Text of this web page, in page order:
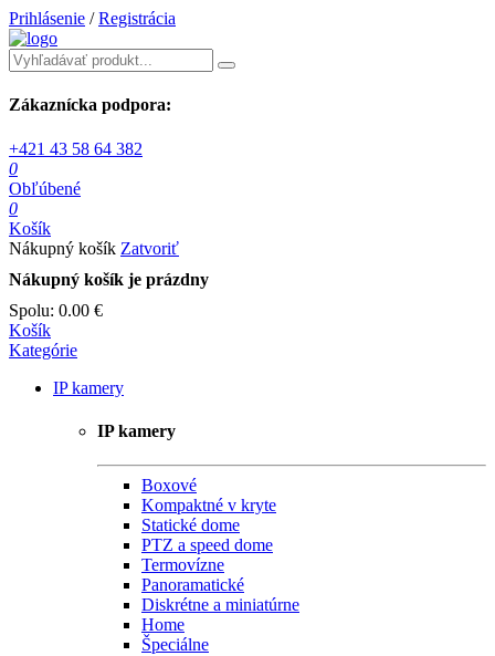
Prihlásenie / Registrácia
Zákaznícka podpora:
+421 43 58 64 382
0
Obľúbené
0
Košík
Nákupný košík Zatvoriť
Nákupný košík je prázdny
Spolu: 0.00 €
Košík
Kategórie
IP kamery
IP kamery
Boxové
Kompaktné v kryte
Statické dome
PTZ a speed dome
Termovízne
Panoramatické
Diskrétne a miniatúrne
Home
Špeciálne